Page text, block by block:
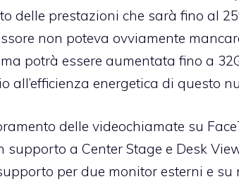
delle prestazioni che sarà fino al
non poteva ovviamente
potrà essere aumentata fino a
all’efficienza energetica di questo
delle videochiamate su
a Center Stage e Desk
per due monitor esterni e su